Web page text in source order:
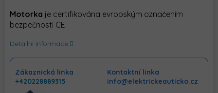
Motorka je certifikována evropským označením
bezpečnosti CE
Detailní informace
Zákaznická linka
+420228889315
Kontaktní linka
info@elektrickeauticko.cz